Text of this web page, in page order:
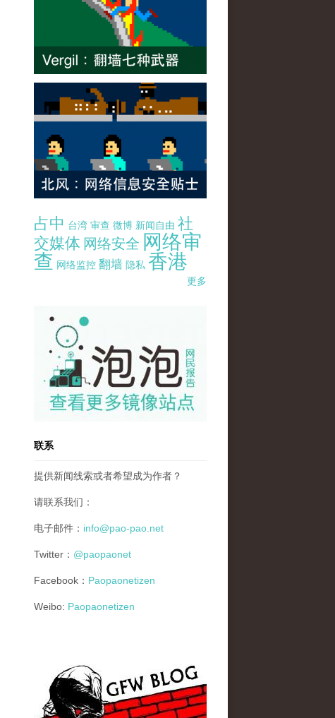
占中 台湾 审查 微博 新闻自由 社
交媒体 网络安全 网络审
查 网络监控 翻墙 隐私 香港
更多
pao-pao-banner-mirror-site-120814.jpg
联系
提供新闻线索或者希望成为作者？
请联系我们：
电子邮件： info@pao-pao.net
Twitter： @paopaonet
Facebook： Paopaonetizen
Weibo: Paopaonetizen
gfw_blog_small.jpg